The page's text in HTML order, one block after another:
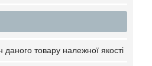
товару належної якості